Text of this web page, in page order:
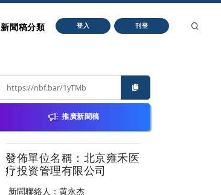
新聞稿分類 登入 刊登
推廣新聞稿
發佈單位名稱：北京雍禾医
疗投资管理有限公司
新聞聯絡人：黄永杰